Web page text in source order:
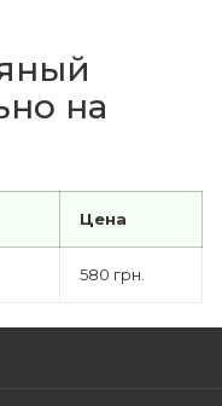
на
Цена
580 грн.